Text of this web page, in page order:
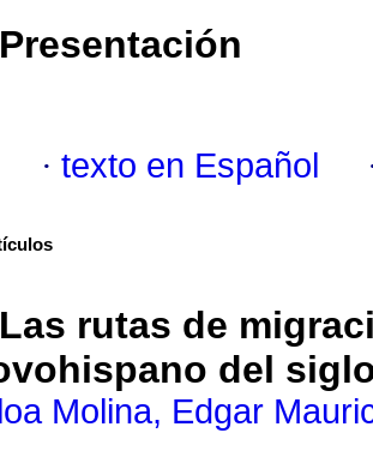
Presentación
· texto en Español
Las rutas de
del
Molina, Edgar